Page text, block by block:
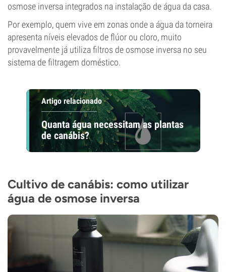
osmose inversa integrados na instalação de água da casa.
Por exemplo, quem vive em zonas onde a água da torneira
apresenta níveis elevados de flúor ou cloro, muito
provavelmente já utiliza filtros de osmose inversa no seu
sistema de filtragem doméstico.
Artigo relacionado
Quanta água necessitam as plantas
de canábis?
Cultivo de canábis: como utilizar
água de osmose inversa